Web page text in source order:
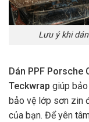
Lưu ý khi
Dán PPF Porsche
Teckwrap giúp
bảo vệ lớp sơn zin
của bạn. Để yên